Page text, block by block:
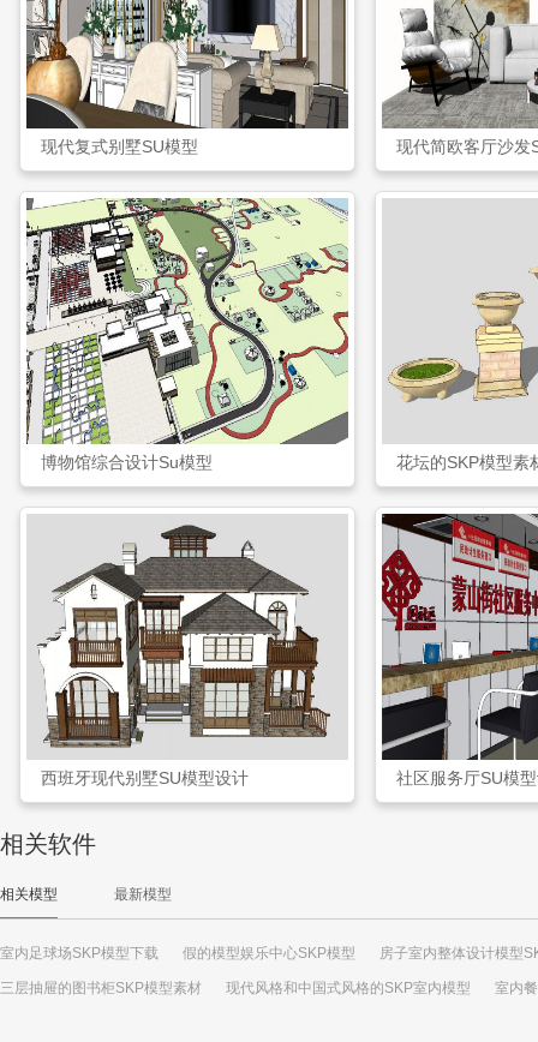
现代复式别墅SU模型 现代简欧客厅沙发
博物馆综合设计Su模型 花坛的SKP模型素
西班牙现代别墅SU模型设计 社区服务厅SU模
相关软件
相关模型 最新模型
室内足球场SKP模型下载 假的模型娱乐中心SKP模型 房子室内整体设计模型
三层抽屉的图书柜SKP模型素材 现代风格和中国式风格的SKP室内模型 室内